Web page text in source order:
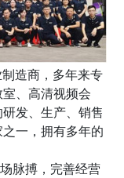
造商，多年来专
、高清视频会
研发、生产、销售
一，拥有多年的
脉搏，完善经营